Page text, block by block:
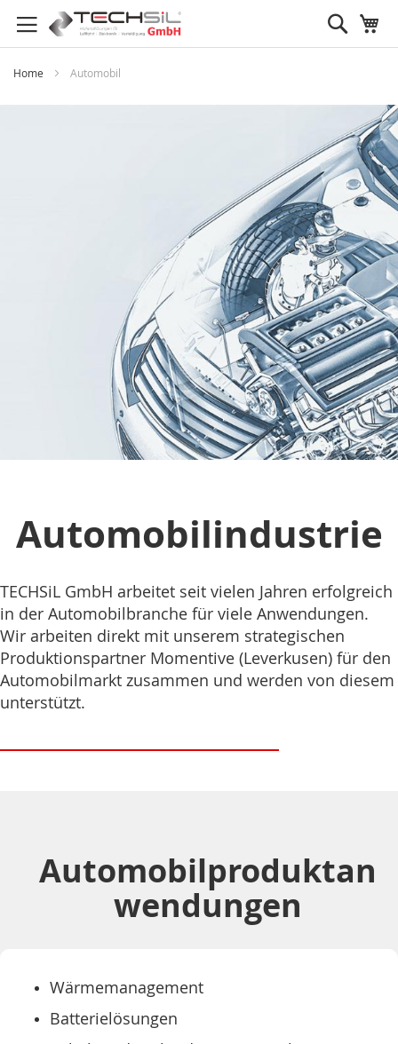
Search
Home Automobil
Automobilindustrie
TECHSiL GmbH arbeitet seit vielen Jahren erfolgreich
in der Automobilbranche für viele Anwendungen.
Wir arbeiten direkt mit unserem strategischen
Produktionspartner Momentive (Leverkusen) für den
Automobilmarkt zusammen und werden von diesem
unterstützt.
Automobilproduktan
wendungen
Wärmemanagement
Batterielösungen